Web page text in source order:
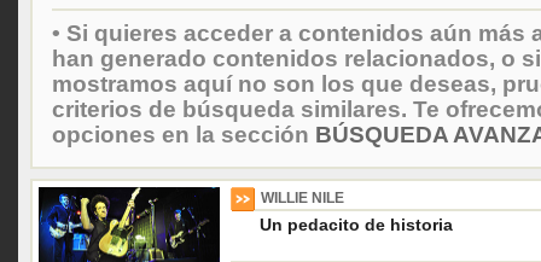
• Si quieres acceder a contenidos aún más
han generado contenidos relacionados, o
mostramos aquí no son los que deseas,
criterios de búsqueda similares. Te
opciones en la sección BÚSQUEDA
WILLIE NILE
Un pedacito de historia